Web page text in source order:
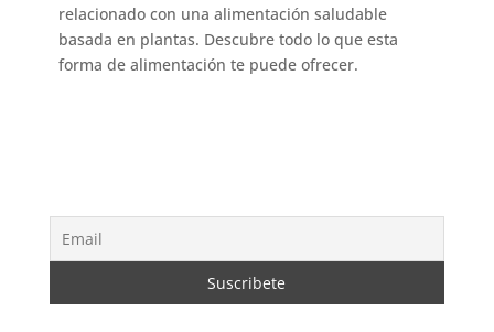
relacionado con una alimentación saludable
basada en plantas. Descubre todo lo que esta
forma de alimentación te puede ofrecer.